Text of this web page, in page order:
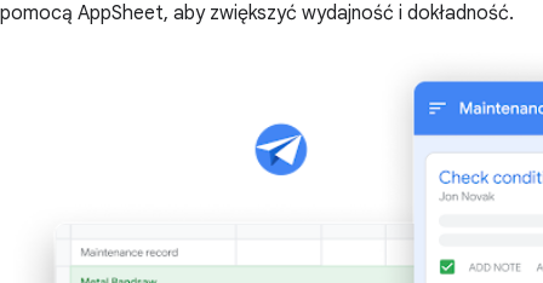
pomocą AppSheet, aby zwiększyć wydajność i dokładność.